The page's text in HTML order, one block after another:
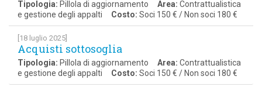
Tipologia: Pillola di aggiornamento Area: Contrattualistica
e gestione degli appalti Costo: Soci 150 € / Non soci 180 €
[18 luglio 2025]
Acquisti sottosoglia
Tipologia: Pillola di aggiornamento Area: Contrattualistica
e gestione degli appalti Costo: Soci 150 € / Non soci 180 €